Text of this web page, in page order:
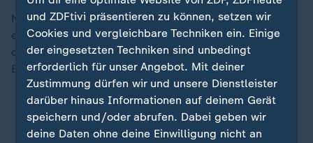
Nachdem ihn viele bereits abgeschrieben hatten,
erhält auch Brasiliens Rekordtorschütze Neymar bei
der WM 2026 noch einmal die Chance auf die große
Bühne - sehr zur Freude der brasilianischen Fans.
Im Januar 2025: Neymar wechselt zu Jugendklub
FC Santos
und ZDFtivi präsentieren zu können, setzen wir
Cookies und vergleichbare Techniken ein. Einige
der eingesetzten Techniken sind unbedingt
erforderlich für unser Angebot. Mit deiner
Zustimmung dürfen wir und unsere Dienstleister
darüber hinaus Informationen auf deinem Gerät
speichern und/oder abrufen. Dabei geben wir
deine Daten ohne deine Einwilligung nicht an